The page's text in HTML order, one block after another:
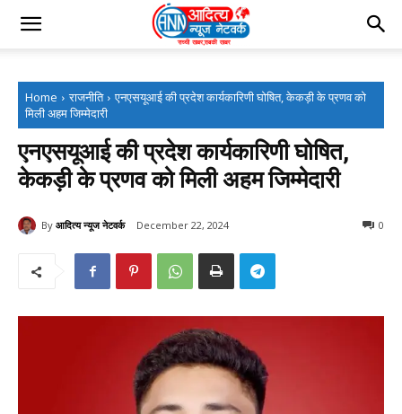
Home राजनीति
एनएसयूआई की प्रदेश कार्यकारिणी घोषित, केकड़ी के प्रणव को
मिली अहम जिम्मेदारी
एनएसयूआई की प्रदेश कार्यकारिणी घोषित,
केकड़ी के प्रणव को मिली अहम जिम्मेदारी
By आदित्य न्यूज नेटवर्क December 22, 2024 0